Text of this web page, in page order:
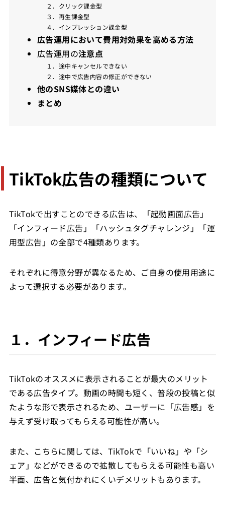
２．クリック課金型
３．再生課金型
４．インプレッション課金型
広告運用において費用対効果を高める方法
広告運用の注意点
１．途中キャンセルできない
２．途中で広告内容の修正ができない
他のSNS媒体との違い
まとめ
TikTok広告の種類について
TikTokで出すことのできる広告は、「起動画面広告」
「インフィード広告」「ハッシュタグチャレンジ」「運
用型広告」の全部で4種類あります。
それぞれに得意分野が異なるため、ご自身の使用用途に
よって選択する必要があります。
１．インフィード広告
TikTokのオススメに表示されることが最大のメリット
である広告タイプ。動画の時間も短く、普段の投稿と似
たような形で表示されるため、ユーザーに「広告感」を
与えず受け取ってもらえる可能性が高い。
また、こちらに関しては、TikTokで「いいね」や「シ
ェア」などができるので拡散してもらえる可能性も高い
半面、広告と気付かれにくいデメリットもあります。